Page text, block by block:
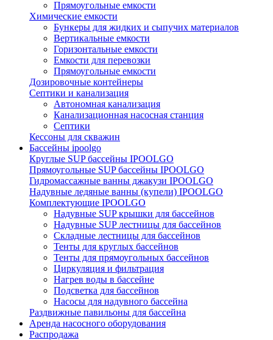
Прямоугольные емкости
Химические емкости
Бункеры для жидких и сыпучих материалов
Вертикальные емкости
Горизонтальные емкости
Емкости для перевозки
Прямоугольные емкости
Дозировочные контейнеры
Септики и канализация
Автономная канализация
Канализационная насосная станция
Септики
Кессоны для скважин
Бассейны ipoolgo
Круглые SUP бассейны IPOOLGO
Прямоугольные SUP бассейны IPOOLGO
Гидромассажные ванны джакузи IPOOLGO
Надувные ледяные ванны (купели) IPOOLGO
Комплектующие IPOOLGO
Надувные SUP крышки для бассейнов
Надувные SUP лестницы для бассейнов
Складные лестницы для бассейнов
Тенты для круглых бассейнов
Тенты для прямоугольных бассейнов
Циркуляция и фильтрация
Нагрев воды в бассейне
Подсветка для бассейнов
Насосы для надувного бассейна
Раздвижные павильоны для бассейна
Аренда насосного оборудования
Распродажа